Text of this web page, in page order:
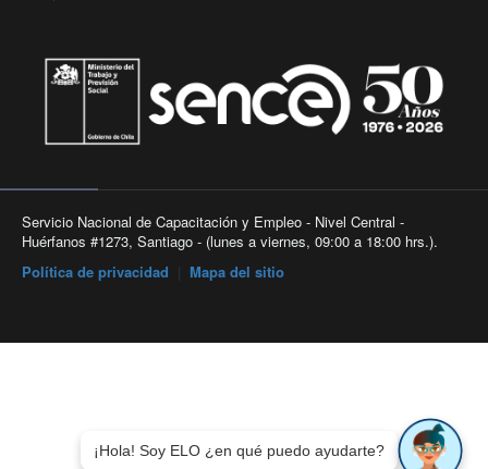
Servicio Nacional de Capacitación y Empleo - Nivel Central -
Huérfanos #1273, Santiago - (lunes a viernes, 09:00 a 18:00 hrs.).
Política de privacidad
Mapa del sitio
¡Hola! Soy ELO ¿en qué puedo ayudarte?